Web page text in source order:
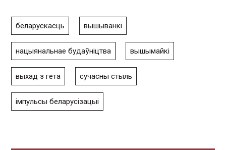
беларускасць вышыванкі
нацыянальнае будаўніцтва вышымайкі
выхад з гета сучасны стыль
імпульсы беларусізацыі